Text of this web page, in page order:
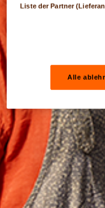
Liste der Partner
Alle